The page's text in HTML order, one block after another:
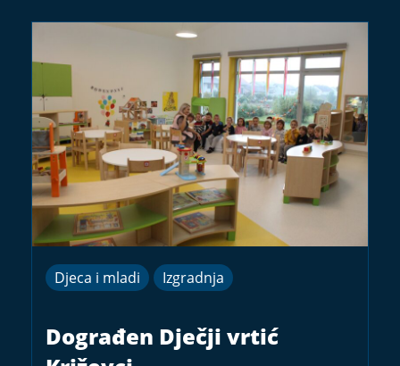
Djeca i mladi Izgradnja
Dograđen Dječji vrtić